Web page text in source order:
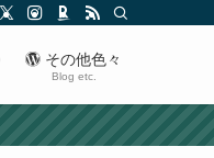
その他色々
Blog etc.